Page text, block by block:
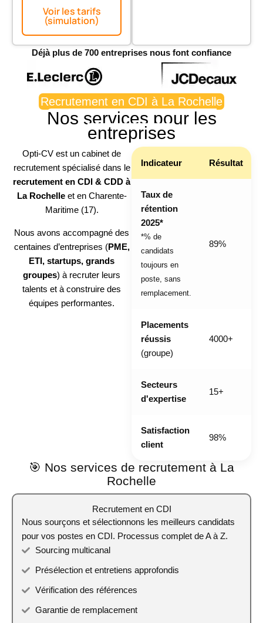
Voir les tarifs
(simulation)
Déjà plus de 700 entreprises nous font confiance
Recrutement en CDI à La Rochelle
Nos services pour les
entreprises
Opti-CV est un cabinet de
recrutement spécialisé dans le
recrutement en CDI & CDD à
La Rochelle et en Charente-
Maritime (17).
Nous avons accompagné des
centaines d’entreprises (PME,
ETI, startups, grands
groupes) à recruter leurs
talents et à construire des
équipes performantes.
Indicateur Résultat
Taux de
rétention
2025*
*% de
candidats
toujours en
poste, sans
remplacement.
89%
Placements
réussis
(groupe)
4000+
Secteurs
d'expertise
15+
Satisfaction
client
98%
🎯 Nos services de recrutement à La
Rochelle
Recrutement en CDI
Nous sourçons et sélectionnons les meilleurs candidats
pour vos postes en CDI. Processus complet de A à Z.
Sourcing multicanal
Présélection et entretiens approfondis
Vérification des références
Garantie de remplacement